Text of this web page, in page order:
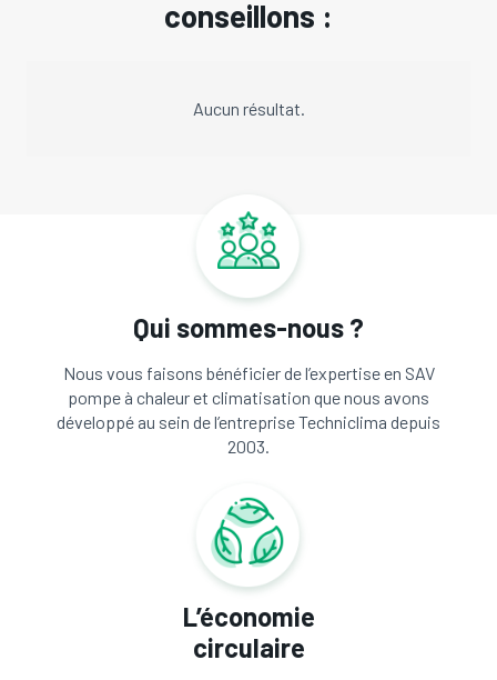
conseillons :
Aucun résultat.
Qui sommes-nous ?
Nous vous faisons bénéficier de l’expertise en SAV
pompe à chaleur et climatisation que nous avons
développé au sein de l’entreprise Techniclima depuis
2003.
L’économie
circulaire